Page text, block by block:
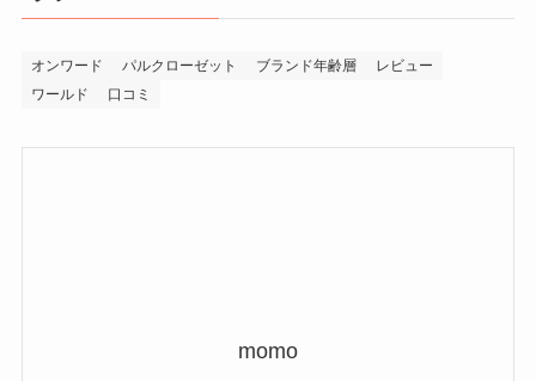
オンワード パルクローゼット ブランド年齢層
レビュー
ワールド
口コミ
momo